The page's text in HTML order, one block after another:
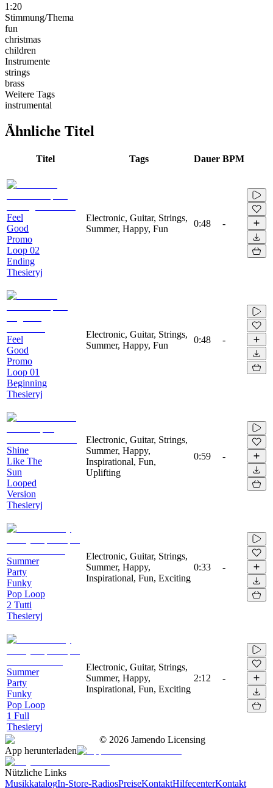
1:20
Stimmung/Thema
fun
christmas
children
Instrumente
strings
brass
Weitere Tags
instrumental
Ähnliche Titel
Titel Tags Dauer BPM
Feel
Good
Promo
Loop 02
Ending
Thesieryj
Electronic, Guitar, Strings,
Summer, Happy, Fun
0:48 -
Feel
Good
Promo
Loop 01
Beginning
Thesieryj
Electronic, Guitar, Strings,
Summer, Happy, Fun
0:48 -
Shine
Like The
Sun
Looped
Version
Thesieryj
Electronic, Guitar, Strings,
Summer, Happy,
Inspirational, Fun,
Uplifting
0:59 -
Summer
Party
Funky
Pop Loop
2 Tutti
Thesieryj
Electronic, Guitar, Strings,
Summer, Happy,
Inspirational, Fun, Exciting
0:33 -
Summer
Party
Funky
Pop Loop
1 Full
Thesieryj
Electronic, Guitar, Strings,
Summer, Happy,
Inspirational, Fun, Exciting
2:12 -
© 2026 Jamendo Licensing
App herunterladen
Nützliche Links
MusikkatalogIn-Store-RadiosPreiseKontaktHilfecenterKontakt